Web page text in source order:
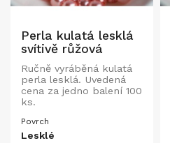
Perla kulatá lesklá
svítivě růžová
Ručně vyráběná kulatá
perla lesklá. Uvedená
cena za jedno balení 100
ks.
Povrch
Lesklé